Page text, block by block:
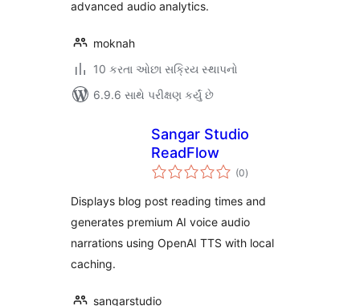
advanced audio analytics.
moknah
10 કરતા ઓછા સક્રિય સ્થાપનો
6.9.6 સાથે પરીક્ષણ કર્યું છે
Sangar Studio
ReadFlow
(0કુલ
રેટિંગ્સ
)
Displays blog post reading times and
generates premium AI voice audio
narrations using OpenAI TTS with local
caching.
sangarstudio